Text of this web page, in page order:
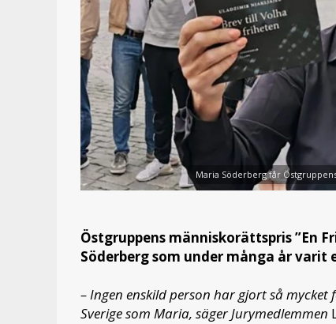
Maria Söderberg får
Östgruppens människorättspris ”En
Söderberg som under många år varit
– Ingen enskild person har gjort så
Sverige som Maria, säger Jurymedlemmen